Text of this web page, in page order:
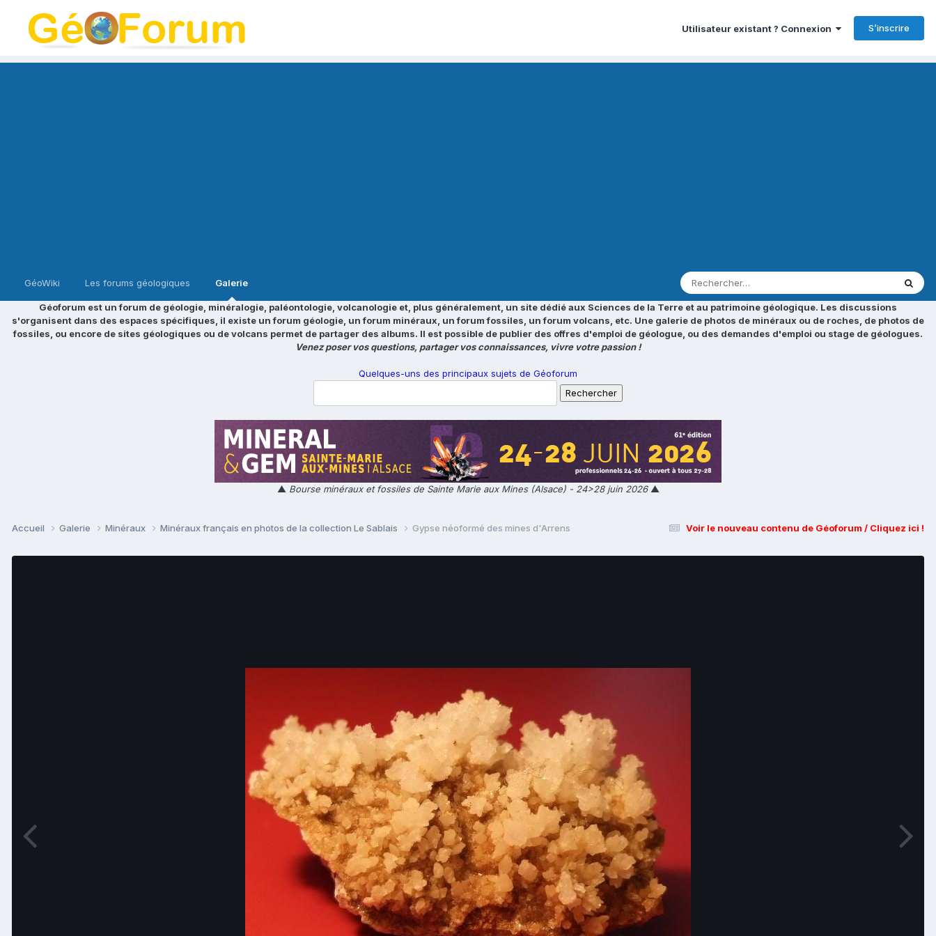
Utilisateur existant ? Connexion S’inscrire
GéoWiki Les forums géologiques Galerie
Géoforum est un forum de géologie, minéralogie, paléontologie, volcanologie et, plus généralement, un site dédié aux Sciences de la Terre et au patrimoine géologique. Les discussions
s'organisent dans des espaces spécifiques, il existe un forum géologie, un forum minéraux, un forum fossiles, un forum volcans, etc. Une galerie de photos de minéraux ou de roches, de photos de
fossiles, ou encore de sites géologiques ou de volcans permet de partager des albums. Il est possible de publier des offres d'emploi de géologue, ou des demandes d'emploi ou stage de géologues.
Venez poser vos questions, partager vos connaissances, vivre votre passion !
Quelques-uns des principaux sujets de Géoforum
▲ Bourse minéraux et fossiles de Sainte Marie aux Mines (Alsace) - 24>28 juin 2026▲
Voir le nouveau contenu de Géoforum / Cliquez ici !
Accueil Galerie Minéraux Minéraux français en photos de la collection Le Sablais Gypse néoformé des mines d'Arrens